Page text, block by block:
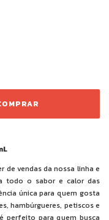
de vendas da nossa linha e
todo o sabor e calor das
única para quem gosta
hambúrgueres, petiscos e
perfeito para quem busca